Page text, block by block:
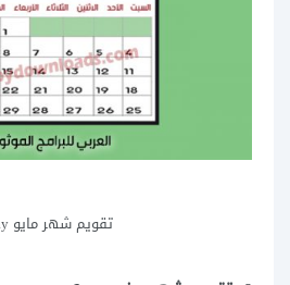
تقويم شهر مايو May